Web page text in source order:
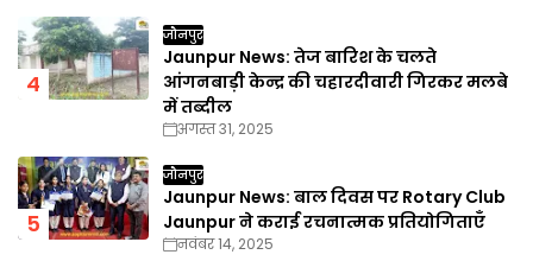
जौनपुर
Jaunpur News: तेज बारिश के चलते
आंगनबाड़ी केन्द्र की चहारदीवारी गिरकर मलबे
में तब्दील
अगस्त 31, 2025
जौनपुर
Jaunpur News: बाल दिवस पर Rotary Club
Jaunpur ने कराई रचनात्मक प्रतियोगिताएँ
नवंबर 14, 2025